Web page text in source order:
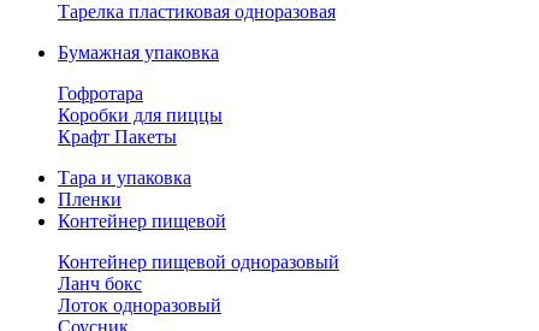
Тарелка пластиковая одноразовая
Бумажная упаковка
Гофротара
Коробки для пиццы
Крафт Пакеты
Тара и упаковка
Пленки
Контейнер пищевой
Контейнер пищевой одноразовый
Ланч бокс
Лоток одноразовый
Соусник